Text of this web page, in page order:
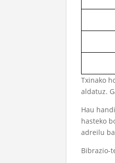
Txinako
aldatuz.
Hau
hasteko
adreilu
Bibrazio-